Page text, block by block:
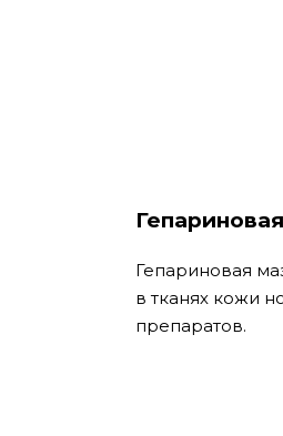
Гепариновая
в тканях кожи
препаратов.